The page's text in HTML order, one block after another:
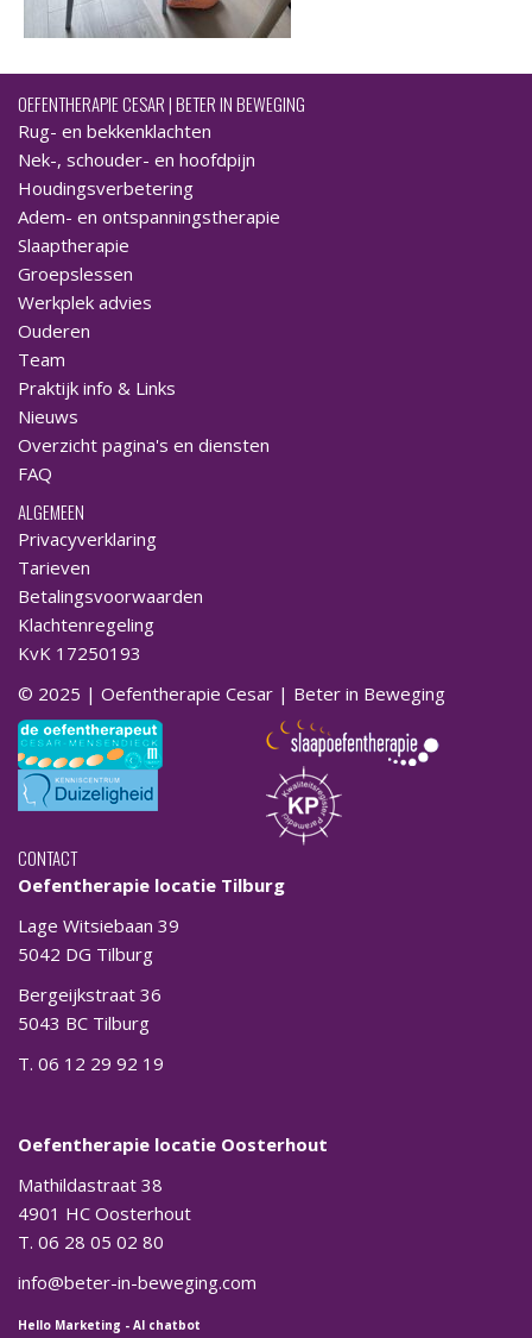
OEFENTHERAPIE CESAR | BETER IN BEWEGING
Rug- en bekkenklachten
Nek-, schouder- en hoofdpijn
Houdingsverbetering
Adem- en ontspanningstherapie
Slaaptherapie
Groepslessen
Werkplek advies
Ouderen
Team
Praktijk info & Links
Nieuws
Overzicht pagina's en diensten
FAQ
ALGEMEEN
Privacyverklaring
Tarieven
Betalingsvoorwaarden
Klachtenregeling
KvK 17250193
© 2025 | Oefentherapie Cesar | Beter in Beweging
CONTACT
Oefentherapie locatie Tilburg
Lage Witsiebaan 39
5042 DG Tilburg
Bergeijkstraat 36
5043 BC Tilburg
T. 06 12 29 92 19
Oefentherapie locatie Oosterhout
Mathildastraat 38
4901 HC Oosterhout
T. 06 28 05 02 80
info@beter-in-beweging.com
Hello Marketing - AI chatbot